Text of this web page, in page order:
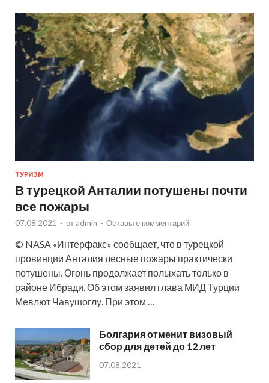
ТУРИЗМ
В турецкой Анталии потушены почти
все пожары
07.08.2021 - от admin - Оставьте комментарий
© NASA «Интерфакс» сообщает, что в турецкой
провинции Анталия лесные пожары практически
потушены. Огонь продолжает полыхать только в
районе Ибради. Об этом заявил глава МИД Турции
Мевлют Чавушоглу. При этом …
Болгария отменит визовый
сбор для детей до 12 лет
07.08.2021